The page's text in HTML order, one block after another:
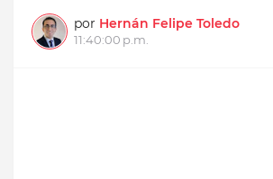
por Hernán Felipe Toledo
11:40:00 p.m.